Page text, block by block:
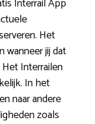
Interrail App
Het
wanneer jij dat
Het Interrailen
In het
naar andere
zoals